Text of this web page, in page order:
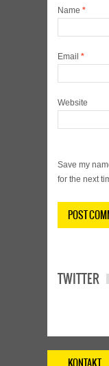
Name *
Email *
Website
Save my
for the next
TWITTER